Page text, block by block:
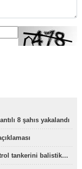
8 şahıs yakalandı
tankerini balistik…